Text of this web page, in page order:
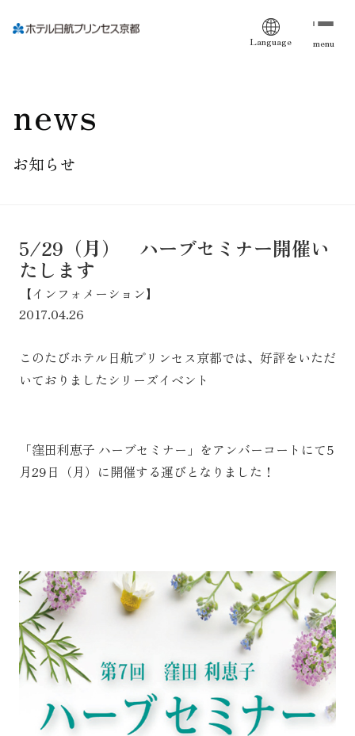
Language menu
news
お知らせ
5/29（月） ハーブセミナー開催い
たします
【インフォメーション】
2017.04.26
このたびホテル日航プリンセス京都では、好評をいただ
いておりましたシリーズイベント
「窪田利恵子 ハーブセミナー」をアンバーコートにて5
月29日（月）に開催する運びとなりました！